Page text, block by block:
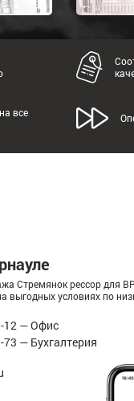
все
Стремянок рессор для
выгодных условиях по
12 — Офис
— Бухгалтерия